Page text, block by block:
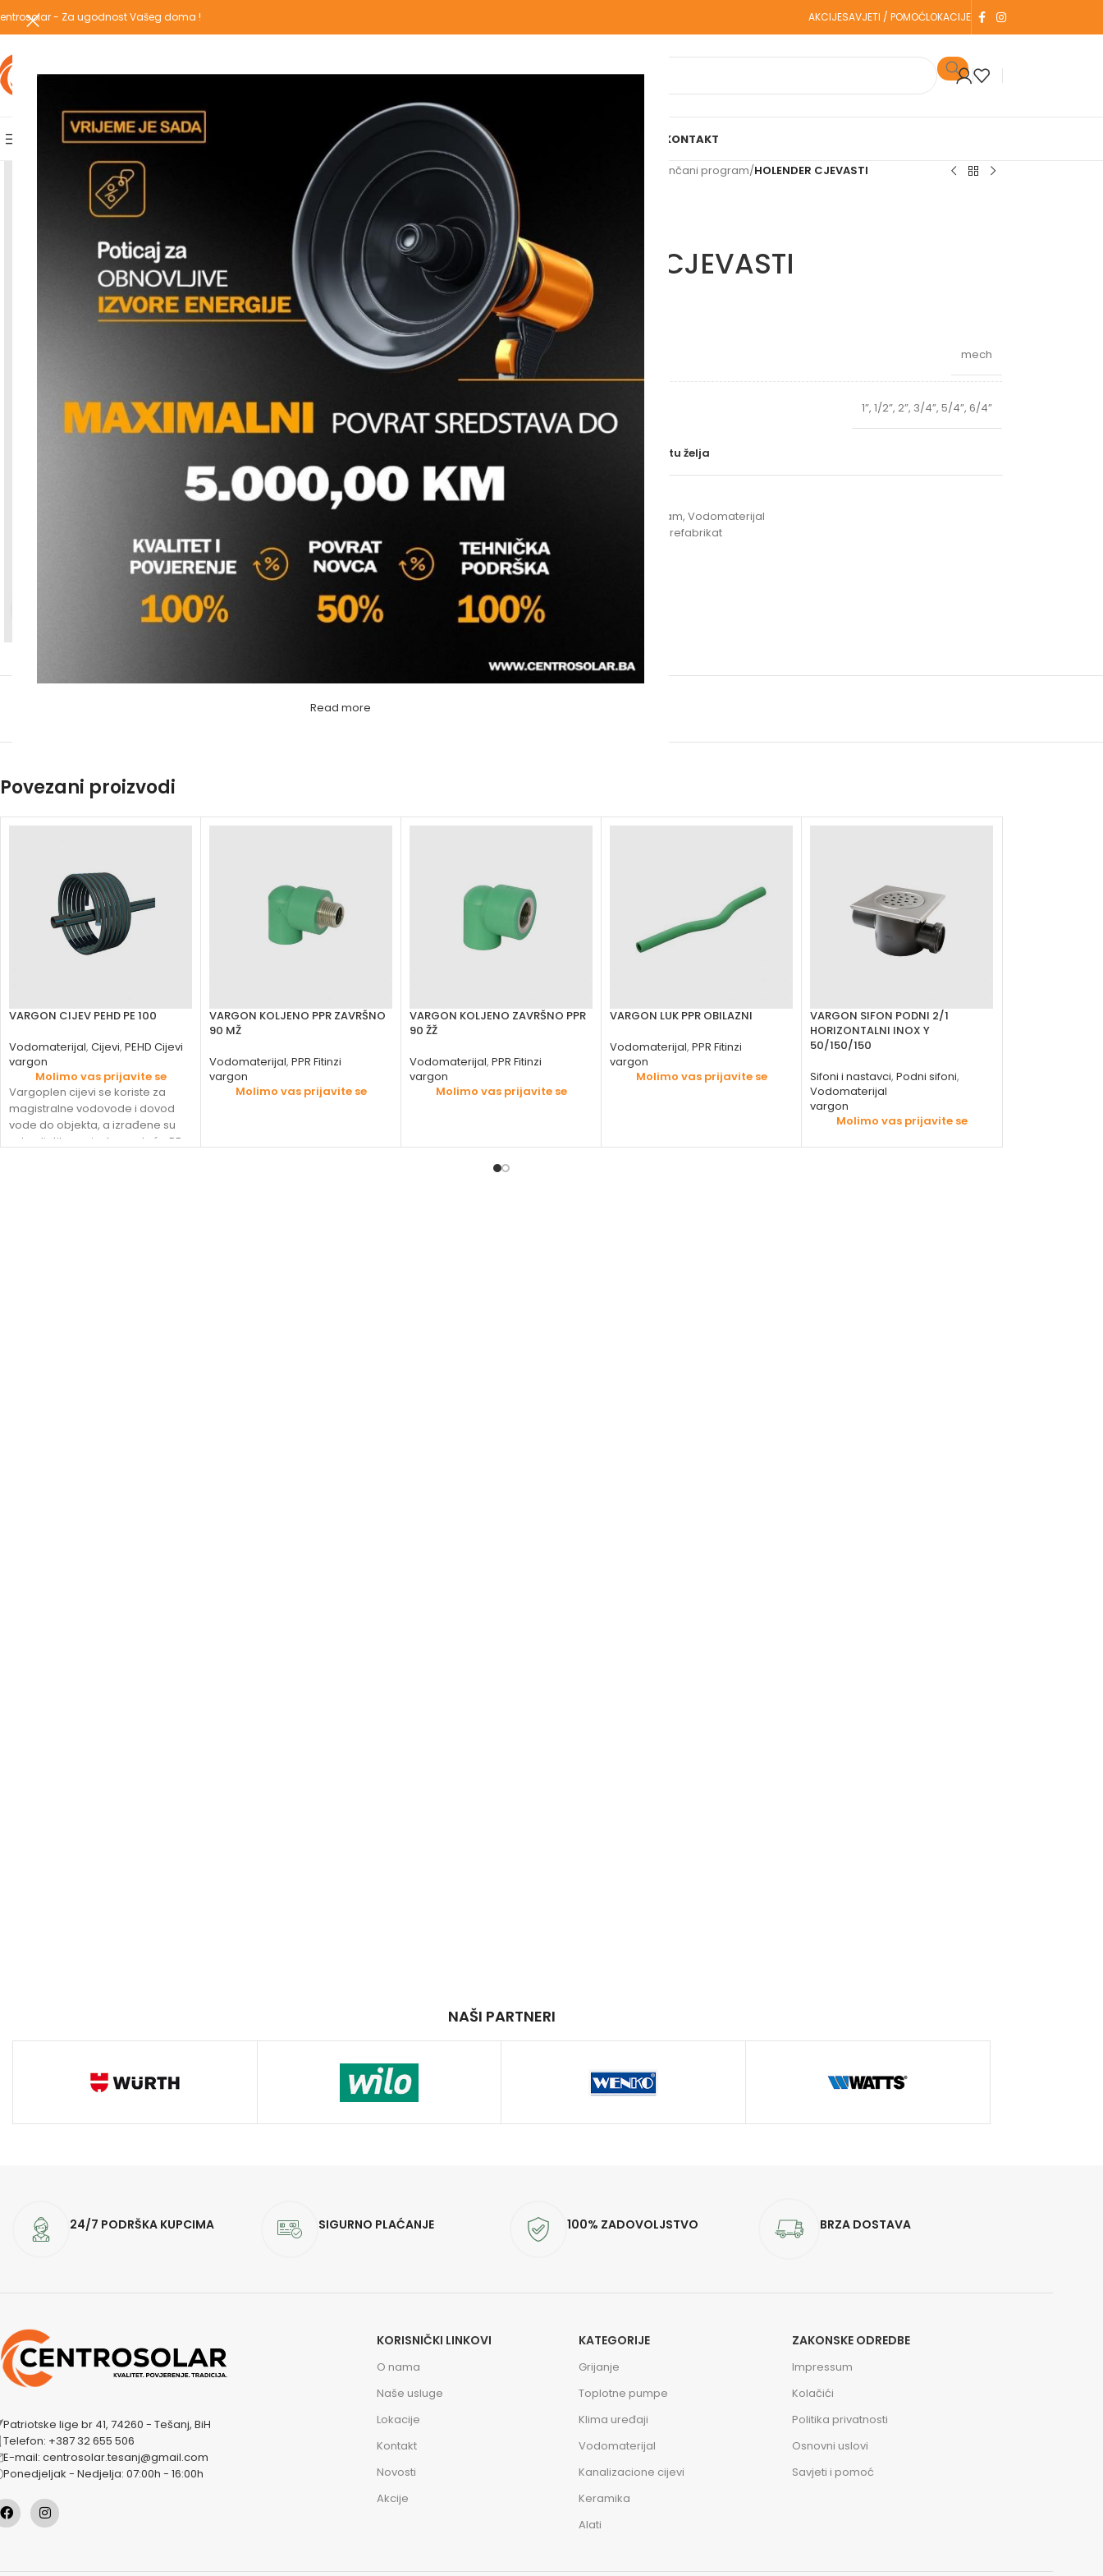
Read more
- Za ugodnost Vašeg doma ! AKCIJESAVJETI / POMOĆLOKACIJE
POPULARNE KATEGORIJE PREGLEDAJ CIJELI WEBSHOP
AKCIJSKA PONUDA
O NAMANAŠE USLUGE KONTAKT
Početna Pocinčani program/HOLENDER CJEVASTI
HOLENDER CJEVASTI
Molimo vas prijavite se
BRAND mech
1”, 1/2”, 2”, 3/4”, 5/4”, 6/4”
Dodaj na listu želja
Pocinčani program, Vodomaterijal
prefabrikat
Povezani proizvodi
VARGON CIJEV PEHD PE 100
Vodomaterijal, Cijevi, PEHD Cijevi
vargon
Molimo vas prijavite se
Vargoplen cijevi se koriste za
magistralne vodovode i dovod
vode do objekta, a izrađene su
od polietilena visoke gustoće PE-
VARGON KOLJENO PPR ZAVRŠNO
90 MŽ
Vodomaterijal, PPR Fitinzi
vargon
Molimo vas prijavite se
VARGON KOLJENO ZAVRŠNO PPR
90 ŽŽ
Vodomaterijal, PPR Fitinzi
vargon
Molimo vas prijavite se
VARGON LUK PPR OBILAZNI
Vodomaterijal, PPR Fitinzi
vargon
Molimo vas prijavite se
VARGON SIFON PODNI 2/1
HORIZONTALNI INOX Y
50/150/150
Sifoni i nastavci, Podni sifoni,
Vodomaterijal
vargon
Molimo vas prijavite se
NAŠI PARTNERI
24/7 PODRŠKA KUPCIMA SIGURNO PLAĆANJE 100% ZADOVOLJSTVO BRZA DOSTAVA
Patriotske lige br 41, 74260 - Tešanj, BiH
Telefon: +387 32 655 506
E-mail: centrosolar.tesanj@gmail.com
Ponedjeljak - Nedjelja: 07:00h - 16:00h
KORISNIČKI LINKOVI
O nama
Naše usluge
Lokacije
Kontakt
Novosti
Akcije
KATEGORIJE
Grijanje
Toplotne pumpe
Klima uređaji
Vodomaterijal
Kanalizacione cijevi
Keramika
Alati
ZAKONSKE ODREDBE
Impressum
Kolačići
Politika privatnosti
Osnovni uslovi
Savjeti i pomoć